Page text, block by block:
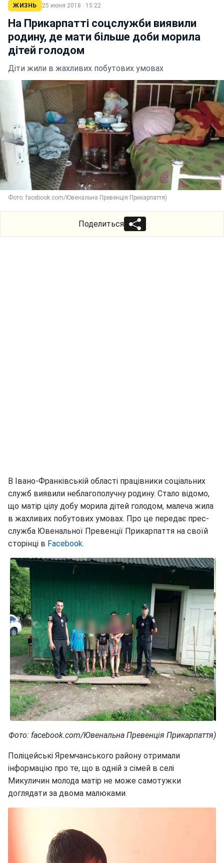
ЖИЗНЬ 25 июня 2018 · 15:22
На Прикарпатті соцслужби виявили
родину, де мати більше доби морила
дітей голодом
Діти жили в жахливих побутових умовах
Фото: facebook.com/Ювенальна Превенція Прикарпаття)
Поделиться
В Івано-Франківській області працівники соціальних
служб виявили неблагополучну родину. Стало відомо,
що матір цілу добу морила дітей голодом, малеча жила
в жахливих побутових умовах. Про це передає прес-
служба Ювенальної Превенції Прикарпаття на своїй
сторінці в Facebook.
Фото: facebook.com/Ювенальна Превенція Прикарпаття)
Поліцейські Яремчанського району отримали
інформацію про те, що в одній з сімей в селі
Микуличин молода матір не може самотужки
доглядати за двома малюками.